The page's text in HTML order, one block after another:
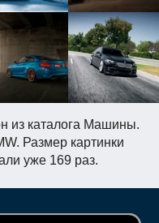
из каталога Машины.
Размер картинки
уже 169 раз.